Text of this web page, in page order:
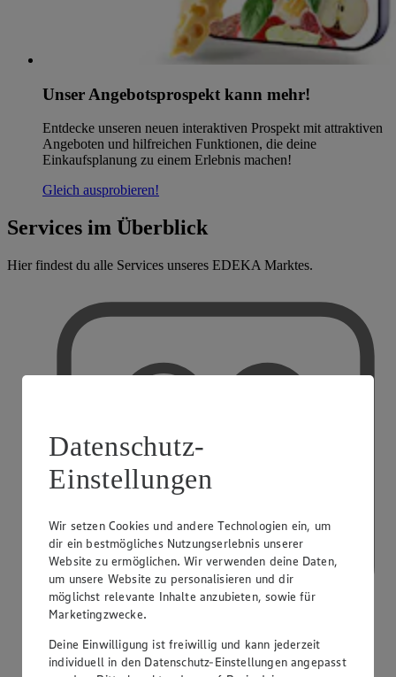
Unser Angebotsprospekt kann mehr!
Entdecke unseren neuen interaktiven Prospekt mit attraktiven
Angeboten und hilfreichen Funktionen, die deine
Einkaufsplanung zu einem Erlebnis machen!
Gleich ausprobieren!
Services im Überblick
Hier findest du alle Services unseres EDEKA Marktes.
PAYBACK
Datenschutz-
Einstellungen
Wir setzen Cookies und andere Technologien ein, um
dir ein bestmögliches Nutzungserlebnis unserer
Website zu ermöglichen. Wir verwenden deine Daten,
um unsere Website zu personalisieren und dir
möglichst relevante Inhalte anzubieten, sowie für
Marketingzwecke.
Deine Einwilligung ist freiwillig und kann jederzeit
individuell in den Datenschutz-Einstellungen angepasst